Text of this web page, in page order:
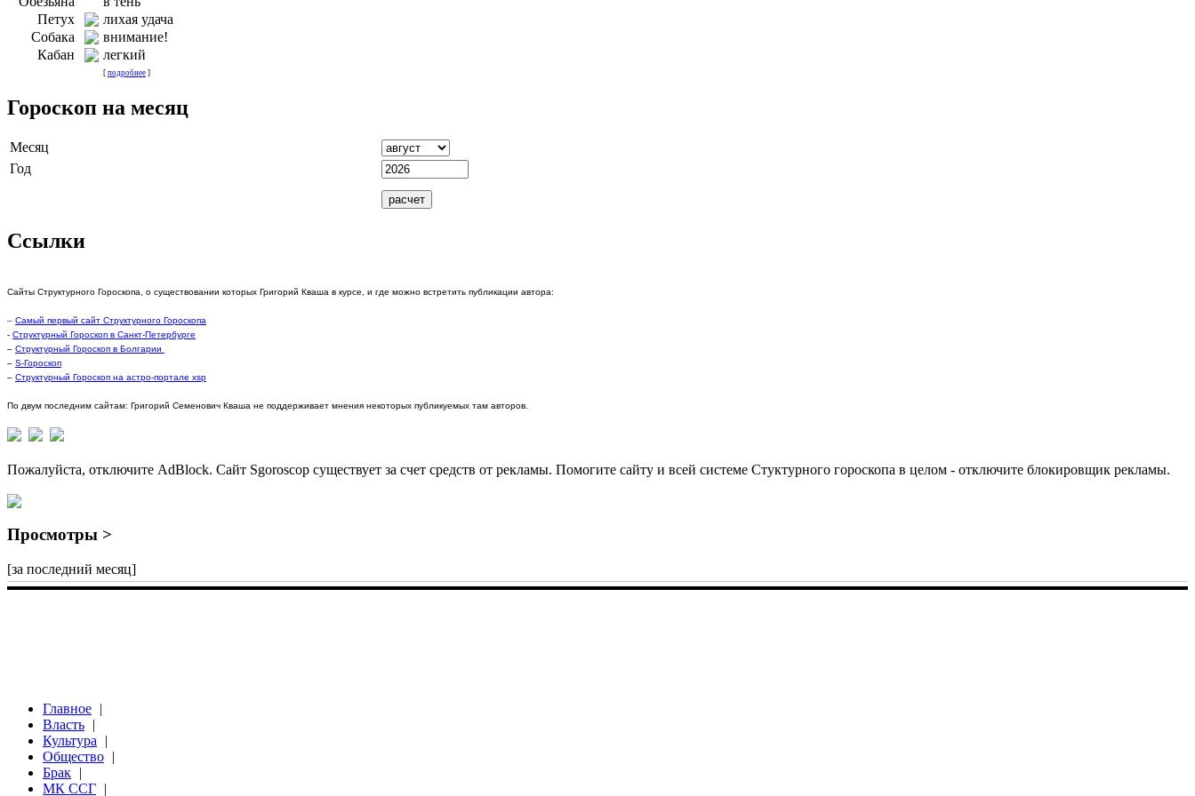
Петух
лихая удача
Собака
внимание!
Кабан
легкий
[ подробнее ]
Гороскоп на месяц
Месяц
Год
Ссылки
Сайты Структурного Гороскопа, о существовании которых Григорий Кваша в курсе, и где можно встретить публикации автора:
– Самый первый сайт Структурного Гороскопа
- Структурный Гороскоп в Санкт-Петербурге
– Структурный Гороскоп в Болгарии
– S-Гороскоп
– Структурный Гороскоп на астро-портале xsp
По двум последним сайтам: Григорий Семенович Кваша не поддерживает мнения некоторых публикуемых там авторов.
Пожалуйста, отключите AdBlock. Сайт Sgoroscop существует за счет средств от рекламы. Помогите сайту и всей системе Стуктурного гороскопа в целом - отключите блокировщик рекламы.
Просмотры >
[за последний месяц]
Главное |
Власть |
Культура
|
Общество |
Брак |
МК ССГ |